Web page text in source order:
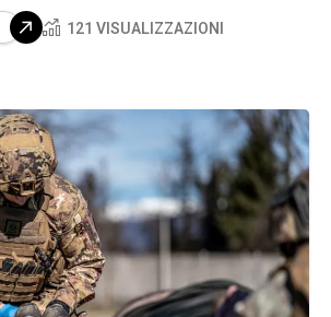
121 VISUALIZZAZIONI